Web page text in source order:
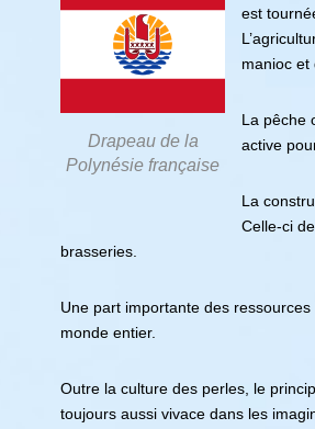
Drapeau de la
Polynésie française
est
manioc et
La pêche
active
La
Celle-ci
brasseries.
Une part importante des
monde entier.
Outre la culture des perles, le
toujours aussi vivace dans les